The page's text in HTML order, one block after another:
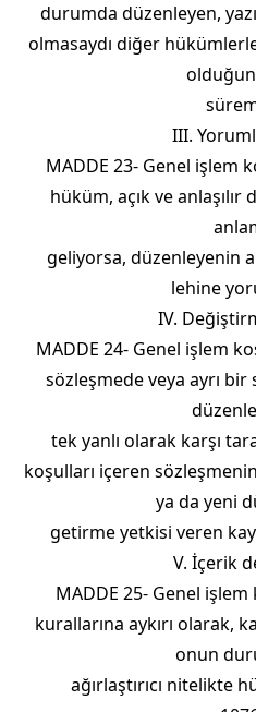
durumda düzenleyen,
olmasaydı diğer
III.
MADDE 23- Genel işlem
hüküm, açık ve
geliyorsa, düzenleyenin
lehine
IV.
MADDE 24- Genel işlem
sözleşmede veya ayrı
tek yanlı olarak karşı
koşulları içeren
ya da yeni
getirme yetkisi veren
V. İçerik
MADDE 25- Genel
kurallarına aykırı olarak,
onun
ağırlaştırıcı nitelikte